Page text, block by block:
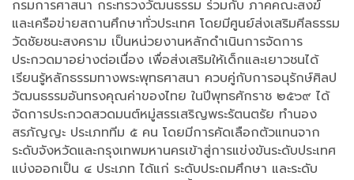
กรมการศาสนา กระทรวงวัฒนธรรม ร่วมกับ ภาคคณะสงฆ์
และเครือข่ายสถานศึกษาทั่วประเทศ โดยมีศูนย์ส่งเสริมศีลธรรม
วัดชัยชนะสงคราม เป็นหน่วยงานหลักดำเนินการจัดการ
ประกวดมาอย่างต่อเนื่อง เพื่อส่งเสริมให้เด็กและเยาวชนได้
เรียนรู้หลักธรรมทางพระพุทธศาสนา ควบคู่กับการอนุรักษ์ศิลป
วัฒนธรรมอันทรงคุณค่าของไทย ในปีพุทธศักราช ๒๕๖๙ ได้
จัดการประกวดสวดมนต์หมู่สรรเสริญพระรัตนตรัย ทำนอง
สรภัญญะ ประเภททีม ๕ คน โดยมีการคัดเลือกตัวแทนจาก
ระดับจังหวัดและกรุงเทพมหานครเข้าสู่การแข่งขันระดับประเทศ
แบ่งออกเป็น ๔ ประเภท ได้แก่ ระดับประถมศึกษา และระดับ